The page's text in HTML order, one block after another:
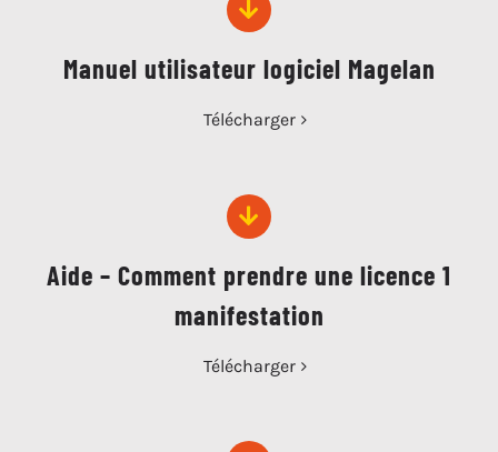
Manuel utilisateur logiciel Magelan
Télécharger
Aide – Comment prendre une licence 1
manifestation
Télécharger